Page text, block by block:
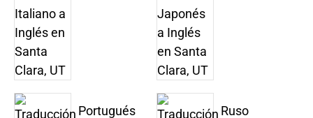
Portugués Ruso